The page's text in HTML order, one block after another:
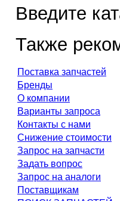
Введите
Также
Поставка запчастей
Бренды
О компании
Варианты запроса
Контакты с нами
Снижение стоимости
Запрос на запчасти
Задать вопрос
Запрос на аналоги
Поставщикам